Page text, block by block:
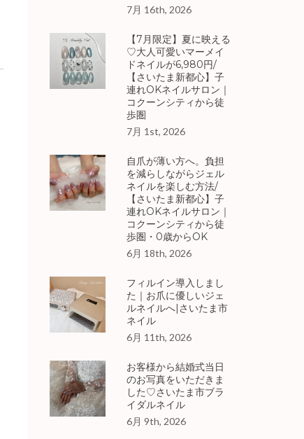
7月 16th, 2026
【7月限定】夏に映える
♡大人可愛いマーメイ
ドネイルが6,980円/
【さいたま新都心】子
連れOKネイルサロン｜
コクーンシティから徒
歩圏
7月 1st, 2026
自爪が薄い方へ。負担
を減らしながらジェル
ネイルを楽しむ方法/
【さいたま新都心】子
連れOKネイルサロン｜
コクーンシティから徒
歩圏・0歳からOK
6月 18th, 2026
フィルイン導入しまし
た｜お爪に優しいジェ
ルネイルへ|さいたま市
ネイル
6月 11th, 2026
お客様から結婚式当日
のお写真をいただきま
した♡さいたま市ブラ
イダルネイル
6月 9th, 2026